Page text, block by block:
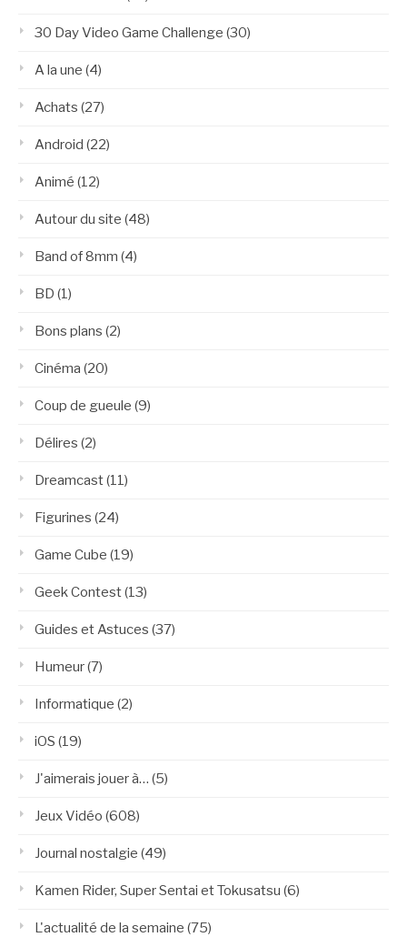
30 Day Video Game Challenge (30)
A la une (4)
Achats (27)
Android (22)
Animé (12)
Autour du site (48)
Band of 8mm (4)
BD (1)
Bons plans (2)
Cinéma (20)
Coup de gueule (9)
Délires (2)
Dreamcast(11)
Figurines (24)
Game Cube (19)
Geek Contest(13)
Guides et Astuces (37)
Humeur(7)
Informatique (2)
iOS (19)
J'aimerais jouer à… (5)
Jeux Vidéo (608)
Journal nostalgie (49)
Kamen Rider, Super Sentai et Tokusatsu (6)
L'actualité de la semaine (75)